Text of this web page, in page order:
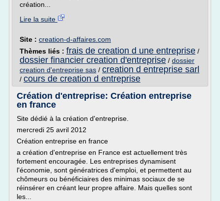
création...
Lire la suite
Site : creation-d-affaires.com
Thèmes liés : frais de creation d une entreprise /
dossier financier creation d'entreprise / dossier
creation d'entreprise sas / creation d entreprise sarl
/ cours de creation d entreprise
Création d'entreprise: Création entreprise
en france
Site dédié à la création d'entreprise.
mercredi 25 avril 2012
Création entreprise en france
a création d'entreprise en France est actuellement très
fortement encouragée. Les entreprises dynamisent
l'économie, sont génératrices d'emploi, et permettent au
chômeurs ou bénéficiaires des minimas sociaux de se
réinsérer en créant leur propre affaire. Mais quelles sont
les...